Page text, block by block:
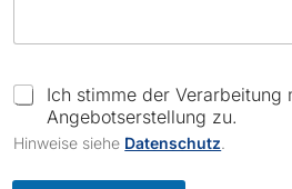
h
e
c
k
b
C
h
e
c
k
Ich stimme der Verarbeitung
Angebotserstellung zu.
Hinweise siehe Datenschutz